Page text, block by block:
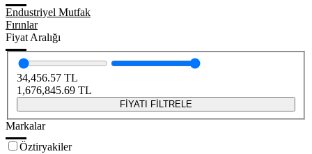
Endustriyel Mutfak
Fırınlar
Fiyat Aralığı
34,456.57 TL
1,676,845.69 TL
FİYATI FİLTRELE
Markalar
Öztiryakiler